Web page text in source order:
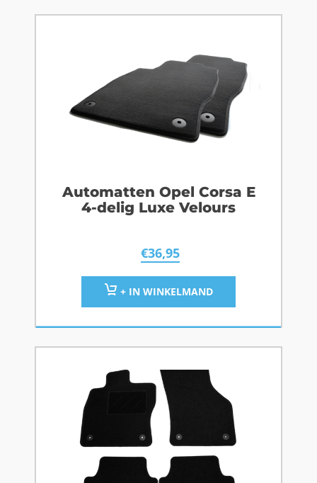
Automatten Opel Corsa E
4-delig Luxe Velours
€36,95
+ IN WINKELMAND